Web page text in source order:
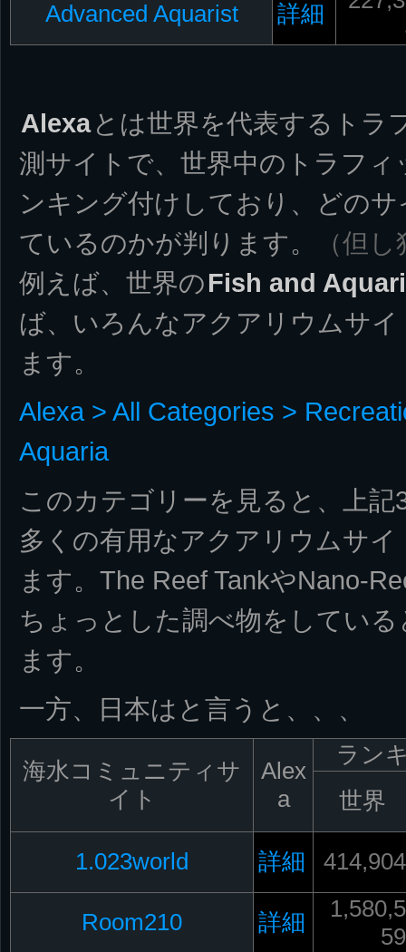
Advanced Aquarist
詳細
Alexa とは世界を代表するトラ
測サイトで、世界中のトラフ
ンキング付けしており、どの
ているのかが判ります。
（但
例えば、世界のFish and
ば、いろんなアクアリウムサ
ます。
Alexa > All Categories >
Aquaria
このカテゴリーを見ると、上
多くの有用なアクアリウムサ
ます。The Reef TankやNano-
ちょっとした調べ物をしてい
ます。
一方、日本はと言うと、、、
海水コミュニティサ
イト
Alex
a
ラン
世界
1.023world 詳細 414,904
Room210 詳細
1,580,5
59